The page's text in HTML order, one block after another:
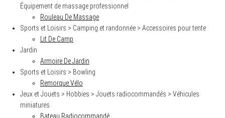
Équipement de massage professionnel
Rouleau De Massage
Sports et Loisirs > Camping et randonnée > Accessoires pour tente
Lit De Camp
Jardin
Armoire De Jardin
Sports et Loisirs > Bowling
Remorque Vélo
Jeux et Jouets > Hobbies > Jouets radiocommandés > Véhicules
miniatures
Bateau Radiocommandé
o